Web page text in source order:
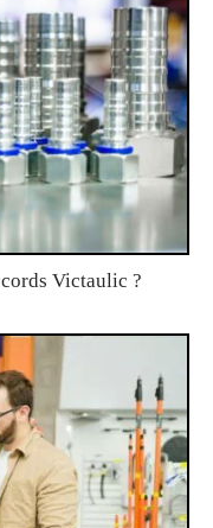
Victaulic ?